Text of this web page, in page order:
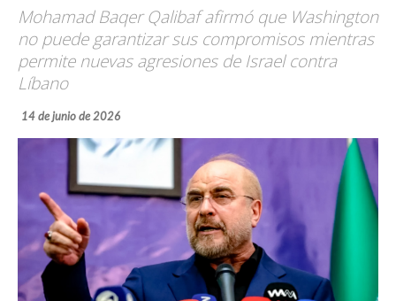
Mohamad Baqer Qalibaf afirmó que Washington
no puede garantizar sus compromisos mientras
permite nuevas agresiones de Israel contra
Líbano
14 de junio de 2026